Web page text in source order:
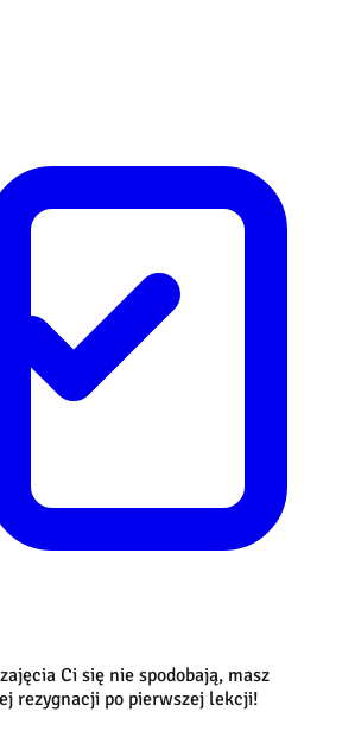
Ci się nie spodobają, masz
rezygnacji po pierwszej lekcji!